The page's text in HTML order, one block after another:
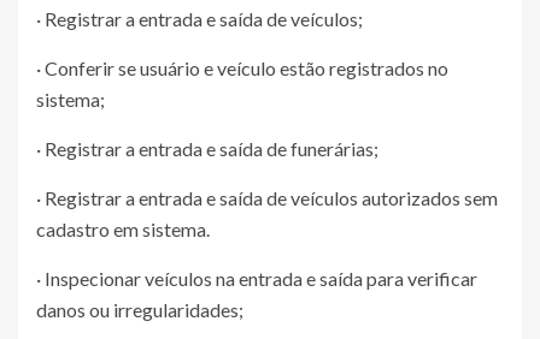
· Registrar a entrada e saída de veículos;
· Conferir se usuário e veículo estão registrados no
sistema;
· Registrar a entrada e saída de funerárias;
· Registrar a entrada e saída de veículos autorizados sem
cadastro em sistema.
· Inspecionar veículos na entrada e saída para verificar
danos ou irregularidades;